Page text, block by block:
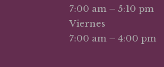
7:00 am – 5:10 pm
Viernes
7:00 am – 4:00 pm